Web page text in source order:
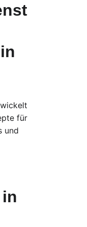
für
und